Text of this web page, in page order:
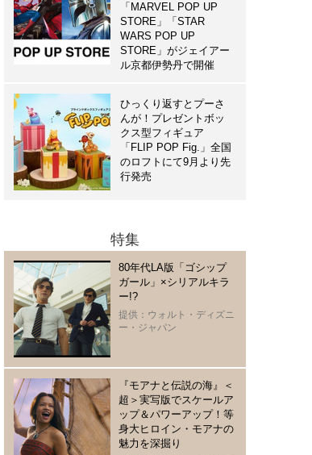
「MARVEL POP UP
STORE」「STAR
WARS POP UP
STORE」がジェイアー
ル京都伊勢丹で開催
ひっくり返すとプーさ
んが！プレゼントボッ
クス型フィギュア
「FLIP POP Fig.」全国
のロフトにて9月より先
行発売
特集
80年代LA版「ゴシップ
ガール」×シリアルキラ
ー!?
提供：ウォルト・ディズニ
ー・ジャパン
『モアナと伝説の海』＜
超＞実写版でスケールア
ップ＆パワーアップ！等
身大ヒロイン・モアナの
魅力を深掘り